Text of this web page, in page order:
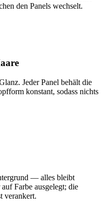
den Panels wechselt.
Jeder Panel behält die
konstant, sodass nichts
— alles bleibt
Farbe ausgelegt; die
verankert.